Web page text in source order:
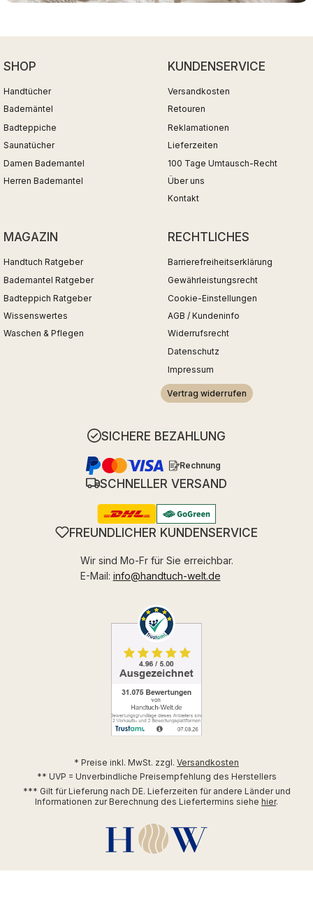
SHOP
Handtücher
Bademäntel
Badteppiche
Saunatücher
Damen Bademantel
Herren Bademantel
KUNDENSERVICE
Versandkosten
Retouren
Reklamationen
Lieferzeiten
100 Tage Umtausch-Recht
Über uns
Kontakt
MAGAZIN
Handtuch Ratgeber
Bademantel Ratgeber
Badteppich Ratgeber
Wissenswertes
Waschen & Pflegen
RECHTLICHES
Barrierefreiheitserklärung
Gewährleistungsrecht
Cookie-Einstellungen
AGB / Kundeninfo
Widerrufsrecht
Datenschutz
Impressum
Vertrag widerrufen
SICHERE BEZAHLUNG
Rechnung
SCHNELLER VERSAND
FREUNDLICHER KUNDENSERVICE
Wir sind Mo-Fr für Sie erreichbar.
E-Mail: info@handtuch-welt.de
* Preise inkl. MwSt. zzgl. Versandkosten
** UVP = Unverbindliche Preisempfehlung des Herstellers
*** Gilt für Lieferung nach DE. Lieferzeiten für andere Länder und
Informationen zur Berechnung des Liefertermins siehe hier.